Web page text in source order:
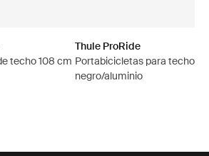
techo 108 cm
Thule ProRide
Portabicicletas para techo en
negro/aluminio